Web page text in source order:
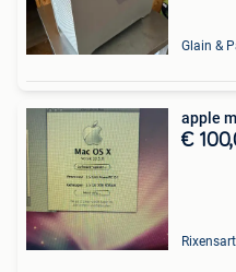
Glain &
apple
€
Rixensart